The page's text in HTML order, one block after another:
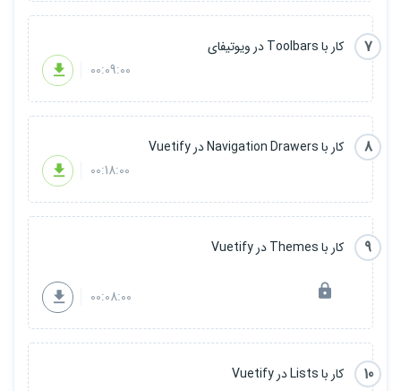
7
کار با Toolbars در ویوتیفای
00:09:00
8
کار با Navigation Drawers در Vuetify
00:18:00
9 کار با Themes در Vuetify
00:08:00
10 کار با Lists در Vuetify